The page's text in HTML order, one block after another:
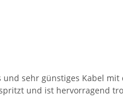
sehr günstiges Kabel
und ist hervorragend